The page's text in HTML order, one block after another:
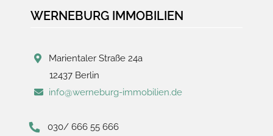
WERNEBURG IMMOBILIEN
Marientaler Straße 24a
12437 Berlin
info@werneburg-immobilien.de
030/ 666 55 666